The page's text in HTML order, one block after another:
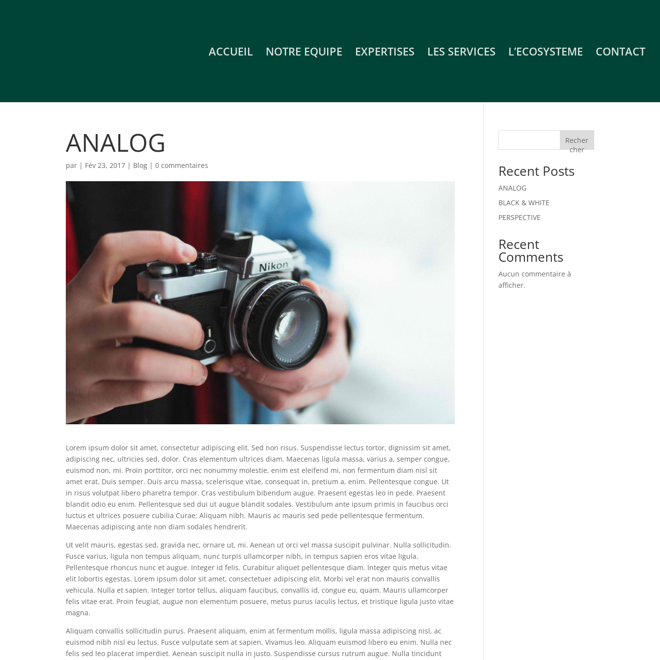
ACCUEIL NOTRE EQUIPE EXPERTISES LES SERVICES L’ECOSYSTEME CONTACT
ANALOG
par | Fév 23, 2017 | Blog |0 commentaires
Lorem ipsum dolor sit amet, consectetur adipiscing elit. Sed non risus. Suspendisse lectus tortor, dignissim sit amet,
adipiscing nec, ultricies sed, dolor. Cras elementum ultrices diam. Maecenas ligula massa, varius a, semper congue,
euismod non, mi. Proin porttitor, orci nec nonummy molestie, enim est eleifend mi, non fermentum diam nisl sit
amet erat. Duis semper. Duis arcu massa, scelerisque vitae, consequat in, pretium a, enim. Pellentesque congue. Ut
in risus volutpat libero pharetra tempor. Cras vestibulum bibendum augue. Praesent egestas leo in pede. Praesent
blandit odio eu enim. Pellentesque sed dui ut augue blandit sodales. Vestibulum ante ipsum primis in faucibus orci
luctus et ultrices posuere cubilia Curae; Aliquam nibh. Mauris ac mauris sed pede pellentesque fermentum.
Maecenas adipiscing ante non diam sodales hendrerit.
Ut velit mauris, egestas sed, gravida nec, ornare ut, mi. Aenean ut orci vel massa suscipit pulvinar. Nulla sollicitudin.
Fusce varius, ligula non tempus aliquam, nunc turpis ullamcorper nibh, in tempus sapien eros vitae ligula.
Pellentesque rhoncus nunc et augue. Integer id felis. Curabitur aliquet pellentesque diam. Integer quis metus vitae
elit lobortis egestas. Lorem ipsum dolor sit amet, consectetuer adipiscing elit. Morbi vel erat non mauris convallis
vehicula. Nulla et sapien. Integer tortor tellus, aliquam faucibus, convallis id, congue eu, quam. Mauris ullamcorper
felis vitae erat. Proin feugiat, augue non elementum posuere, metus purus iaculis lectus, et tristique ligula justo vitae
magna.
Aliquam convallis sollicitudin purus. Praesent aliquam, enim at fermentum mollis, ligula massa adipiscing nisl, ac
euismod nibh nisl eu lectus. Fusce vulputate sem at sapien. Vivamus leo. Aliquam euismod libero eu enim. Nulla nec
felis sed leo placerat imperdiet. Aenean suscipit nulla in justo. Suspendisse cursus rutrum augue. Nulla tincidunt
Recher
cher
Recent Posts
ANALOG
BLACK & WHITE
PERSPECTIVE
Recent
Comments
Aucun commentaire à
afficher.